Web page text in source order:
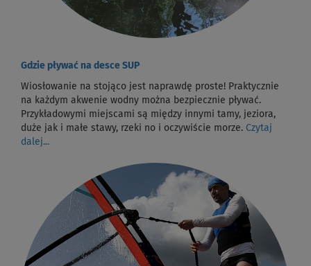
Gdzie pływać na desce SUP
Wiosłowanie na stojąco jest naprawdę proste! Praktycznie
na każdym akwenie wodny można bezpiecznie pływać.
Przykładowymi miejscami są między innymi tamy, jeziora,
duże jak i małe stawy, rzeki no i oczywiście morze. Czytaj
dalej...